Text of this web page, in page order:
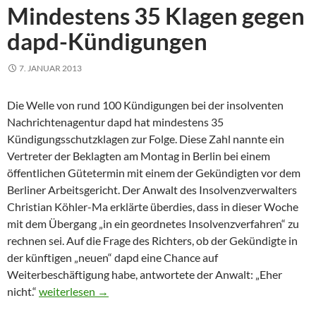
Mindestens 35 Klagen gegen
dapd-Kündigungen
7. JANUAR 2013
Die Welle von rund 100 Kündigungen bei der insolventen
Nachrichtenagentur dapd hat mindestens 35
Kündigungsschutzklagen zur Folge. Diese Zahl nannte ein
Vertreter der Beklagten am Montag in Berlin bei einem
öffentlichen Gütetermin mit einem der Gekündigten vor dem
Berliner Arbeitsgericht. Der Anwalt des Insolvenzverwalters
Christian Köhler-Ma erklärte überdies, dass in dieser Woche
mit dem Übergang „in ein geordnetes Insolvenzverfahren“ zu
rechnen sei. Auf die Frage des Richters, ob der Gekündigte in
der künftigen „neuen“ dapd eine Chance auf
Weiterbeschäftigung habe, antwortete der Anwalt: „Eher
nicht.“ Mindestens 35 Klagen gegen dapd-Kündigungen
weiterlesen →